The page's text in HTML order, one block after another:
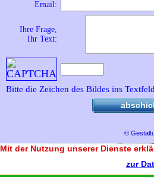
und freuen uns auf
Ihren Besuch.
Email:
Ihre Frage,
Ihr Text:
Bitte die Zeichen des Bildes ins
©
Mit der Nutzung unserer Dienste
zur